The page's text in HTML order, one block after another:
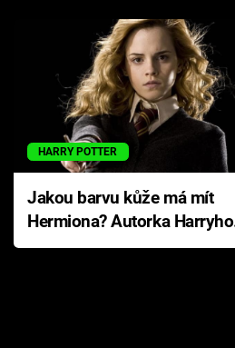
HARRY POTTER
Jakou barvu kůže má mít
Hermiona? Autorka Harryho
Pottera přišla s ráznou